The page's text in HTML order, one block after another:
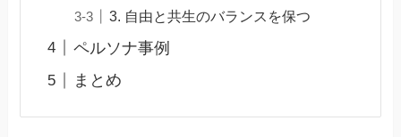
3. 自由と共生のバランスを保つ
ペルソナ事例
まとめ